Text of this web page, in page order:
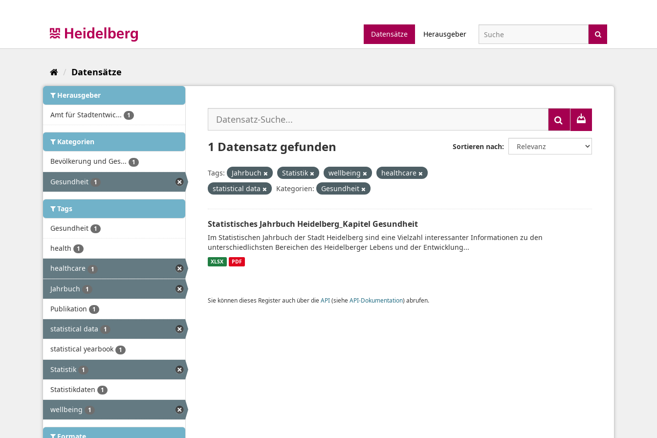
Datensätze
Herausgeber
Datensätze
Herausgeber
Amt für Stadtentwic... 1
Kategorien
Bevölkerung und Ges... 1
Gesundheit 1
Tags
Gesundheit 1
health 1
healthcare 1
Jahrbuch 1
Publikation 1
statistical data 1
statistical yearbook 1
Statistik 1
Statistikdaten 1
wellbeing 1
Sortieren nach
1 Datensatz gefunden
Tags: Jahrbuch Statistik wellbeing
healthcare
statistical data
Kategorien: Gesundheit
Statistisches Jahrbuch Heidelberg_Kapitel Gesundheit
Im Statistischen Jahrbuch der Stadt Heidelberg sind eine Vielzahl interessanter Informationen zu den
unterschiedlichsten Bereichen des Heidelberger Lebens und der Entwicklung...
XLSX PDF
Sie können dieses Register auch über die API(siehe API-Dokumentation) abrufen.